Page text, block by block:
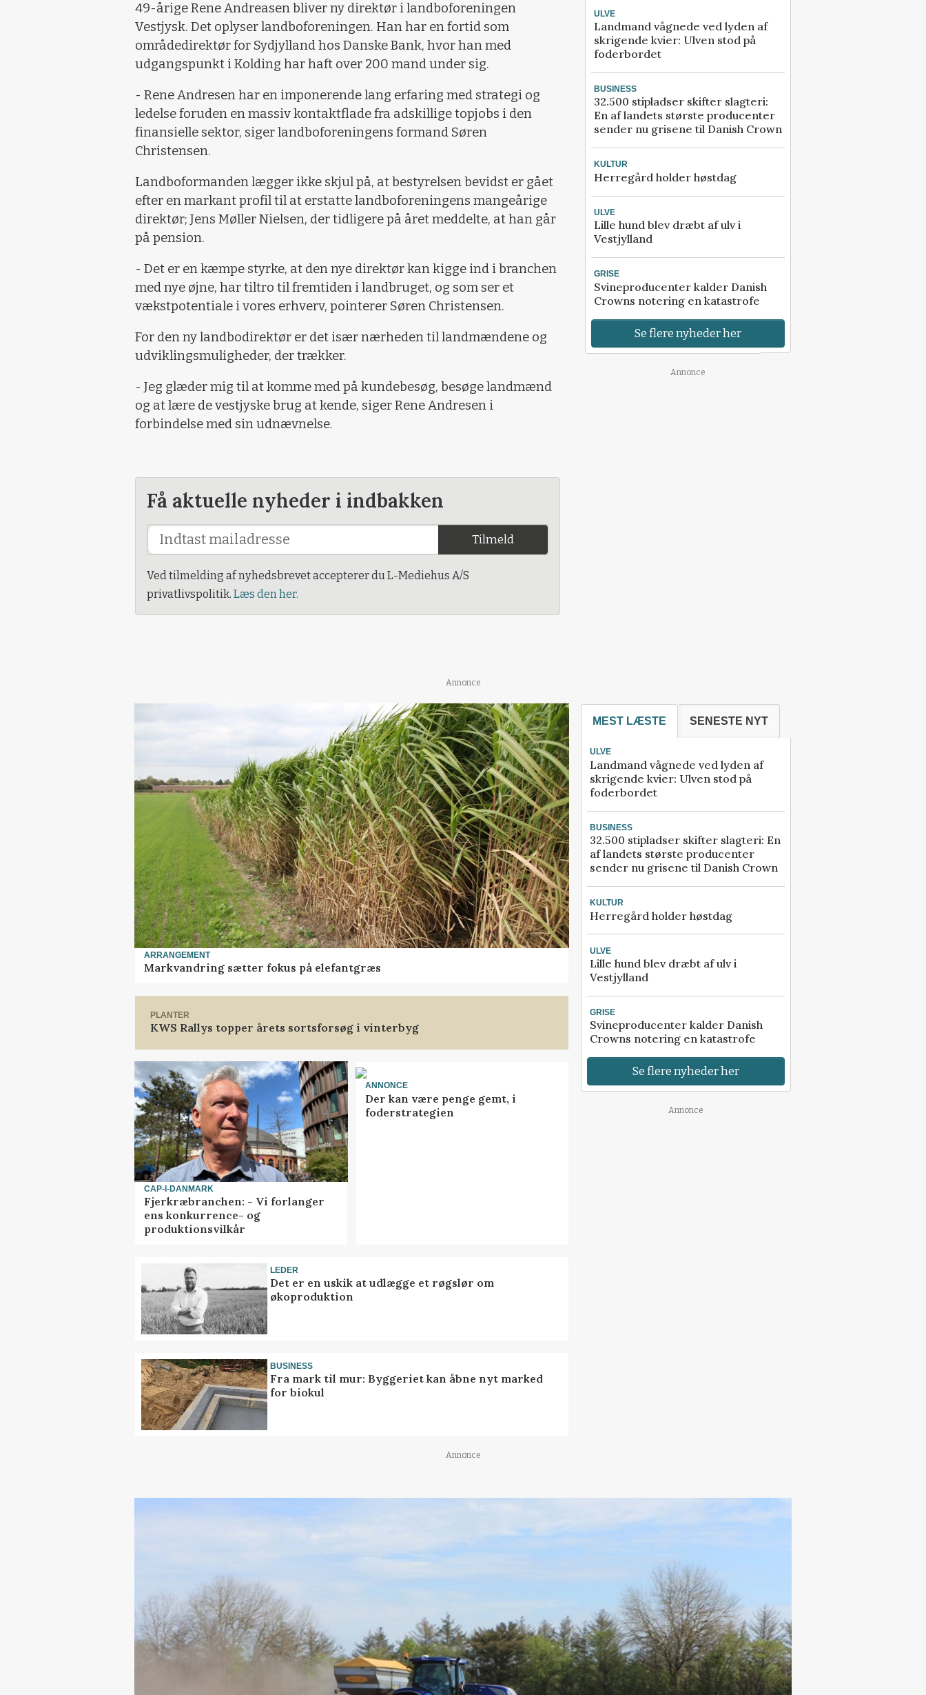
49-årige Rene Andreasen bliver ny direktør i landboforeningen
Vestjysk. Det oplyser landboforeningen. Han har en fortid som
områdedirektør for Sydjylland hos Danske Bank, hvor han med
udgangspunkt i Kolding har haft over 200 mand under sig.
- Rene Andresen har en imponerende lang erfaring med strategi og
ledelse foruden en massiv kontaktflade fra adskillige topjobs i den
finansielle sektor, siger landboforeningens formand Søren
Christensen.
Landboformanden lægger ikke skjul på, at bestyrelsen bevidst er gået
efter en markant profil til at erstatte landboforeningens mangeårige
direktør; Jens Møller Nielsen, der tidligere på året meddelte, at han går
på pension.
- Det er en kæmpe styrke, at den nye direktør kan kigge ind i branchen
med nye øjne, har tiltro til fremtiden i landbruget, og som ser et
vækstpotentiale i vores erhverv, pointerer Søren Christensen.
For den ny landbodirektør er det især nærheden til landmændene og
udviklingsmuligheder, der trækker.
- Jeg glæder mig til at komme med på kundebesøg, besøge landmænd
og at lære de vestjyske brug at kende, siger Rene Andresen i
forbindelse med sin udnævnelse.
Få aktuelle nyheder i indbakken
Tilmeld
Ved tilmelding af nyhedsbrevet accepterer du L-Mediehus A/S
privatlivspolitik. Læs den her.
ULVE
Landmand vågnede ved lyden af
skrigende kvier: Ulven stod på
foderbordet
BUSINESS
32.500 stipladser skifter slagteri:
En af landets største producenter
sender nu grisene til Danish Crown
KULTUR
Herregård holder høstdag
ULVE
Lille hund blev dræbt af ulv i
Vestjylland
GRISE
Svineproducenter kalder Danish
Crowns notering en katastrofe
Se flere nyheder her
Annonce
Annonce
ARRANGEMENT
Markvandring sætter fokus på elefantgræs
PLANTER
KWS Rallys topper årets sortsforsøg i vinterbyg
CAP-I-DANMARK
Fjerkræbranchen: - Vi forlanger
ens konkurrence- og
produktionsvilkår
ANNONCE
Der kan være penge gemt, i
foderstrategien
LEDER
Det er en uskik at udlægge et røgslør om
økoproduktion
BUSINESS
Fra mark til mur: Byggeriet kan åbne nyt marked
for biokul
MEST LÆSTE SENESTE NYT
ULVE
Landmand vågnede ved lyden af
skrigende kvier: Ulven stod på
foderbordet
BUSINESS
32.500 stipladser skifter slagteri: En
af landets største producenter
sender nu grisene til Danish Crown
KULTUR
Herregård holder høstdag
ULVE
Lille hund blev dræbt af ulv i
Vestjylland
GRISE
Svineproducenter kalder Danish
Crowns notering en katastrofe
Se flere nyheder her
Annonce
Annonce